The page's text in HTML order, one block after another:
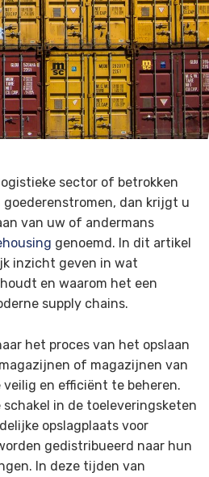
sector of betrokken
dan krijgt u
van uw of andermans
genoemd. In dit artikel
inzicht geven in wat
en waarom het een
supply chains.
het proces van het opslaan
of magazijnen van
veilig en efficiënt te beheren.
in de toeleveringsketen
opslagplaats voor
gedistribueerd naar hun
In deze tijden van